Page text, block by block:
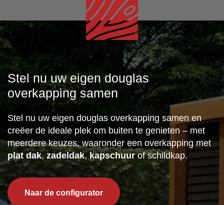
Stel nu uw eigen douglas
overkapping samen
Stel nu uw eigen douglas overkapping samen en
creëer de ideale plek om buiten te genieten – met
meerdere keuzes, waaronder een overkapping met
plat dak,zadeldak, kapschuurof schildkap.
Naar de configurator